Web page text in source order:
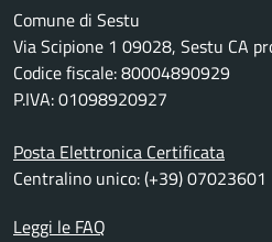
Comune di Sestu
Via Scipione 1 09028, Sestu CA
Codice fiscale: 80004890929
P.IVA: 01098920927
Posta Elettronica Certificata
Centralino unico: (+39) 07023601
Leggi le FAQ